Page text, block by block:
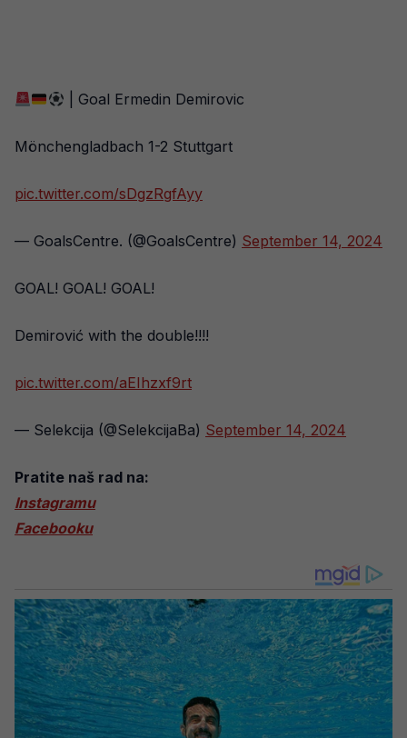
| Goal Ermedin Demirovic
Mönchengladbach 1-2 Stuttgart
pic.twitter.com/sDgzRgfAyy
— GoalsCentre. (@GoalsCentre) September 14, 2024
GOAL! GOAL! GOAL!
Demirović with the double!!!!
pic.twitter.com/aEIhzxf9rt
— Selekcija (@SelekcijaBa) September 14, 2024
Pratite naš rad na:
Instagramu
Facebooku